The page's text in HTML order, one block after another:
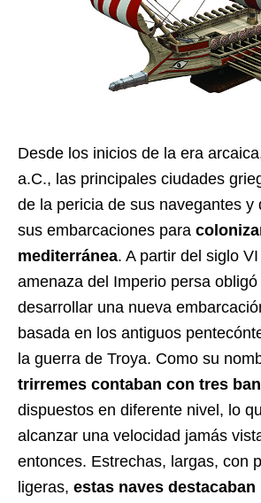
Desde los inicios de la era
a.C., las principales ciudades
de la pericia de sus navegantes y
sus embarcaciones para
mediterránea. A partir del siglo
amenaza del Imperio persa
desarrollar una nueva
basada en los antiguos
la guerra de Troya. Como su
trirremes contaban con tres
dispuestos en diferente nivel, lo
alcanzar una velocidad jamás
entonces. Estrechas, largas, con
ligeras, estas naves